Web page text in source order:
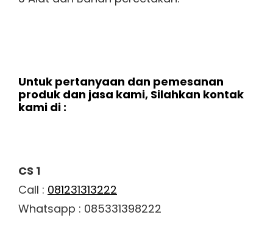
Untuk pertanyaan dan pemesanan
produk dan jasa kami, Silahkan kontak
kami di :
CS 1
Call : 081231313222
Whatsapp : 085331398222